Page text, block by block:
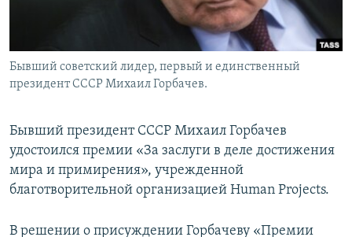
Бывший советский лидер, первый и единственный
президент СССР Михаил Горбачев.
Бывший президент СССР Михаил Горбачев
удостоился премии «За заслуги в деле достижения
мира и примирения», учрежденной
благотворительной организацией Human Projects.
В решении о присуждении Горбачеву «Премии